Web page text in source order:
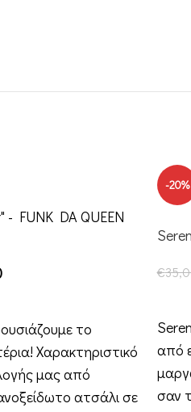
το
Χαρακτηριστικό
μας από
ατσάλι σε
-20%
€
από
σαν